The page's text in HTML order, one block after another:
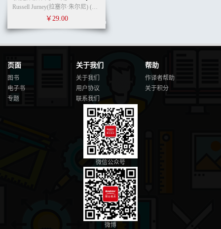
Russell Jurney(拉塞尔·朱尔尼) (作者)
￥29.00
页面
图书
电子书
专题
关于我们
关于我们
用户协议
联系我们
帮助
作译者帮助
关于积分
微信公众号
微博